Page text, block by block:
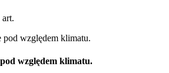
względem klimatu.